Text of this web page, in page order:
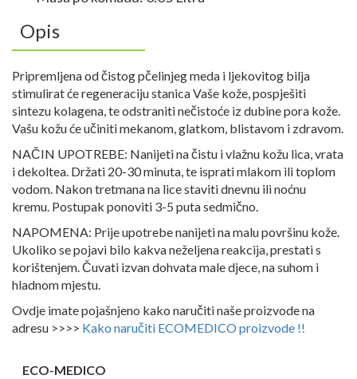
Opis
Pripremljena od čistog pčelinjeg meda i ljekovitog bilja
stimulirat će regeneraciju stanica Vaše kože, pospješiti
sintezu kolagena, te odstraniti nečistoće iz dubine pora kože.
Vašu kožu će učiniti mekanom, glatkom, blistavom i zdravom.
NAČIN UPOTREBE: Nanijeti na čistu i vlažnu kožu lica, vrata
i dekoltea. Držati 20-30 minuta, te isprati mlakom ili toplom
vodom. Nakon tretmana na lice staviti dnevnu ili noćnu
kremu. Postupak ponoviti 3-5 puta sedmično.
NAPOMENA: Prije upotrebe nanijeti na malu površinu kože.
Ukoliko se pojavi bilo kakva neželjena reakcija, prestati s
korištenjem. Čuvati izvan dohvata male djece, na suhom i
hladnom mjestu.
Ovdje imate pojašnjeno kako naručiti naše proizvode na
adresu >>>> Kako naručiti ECOMEDICO proizvode !!
ECO-MEDICO